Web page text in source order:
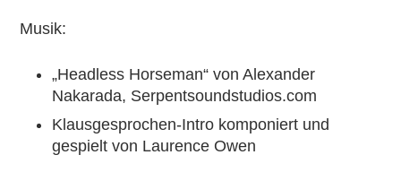
Musik:
„Headless Horseman“von Alexander
Nakarada, Serpentsoundstudios.com
Klausgesprochen-Intro komponiert und
gespielt von Laurence Owen